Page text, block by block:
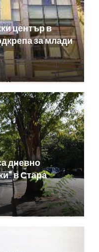
център в
за млади
дневно
в Стара